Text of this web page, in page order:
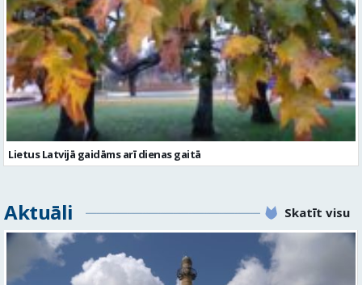
Lietus Latvijā gaidāms arī dienas gaitā
Aktuāli Skatīt visu